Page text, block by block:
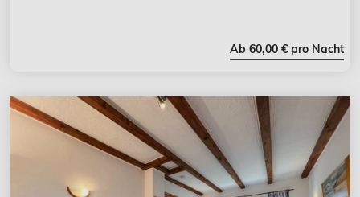
Ab 60,00 € pro Nacht